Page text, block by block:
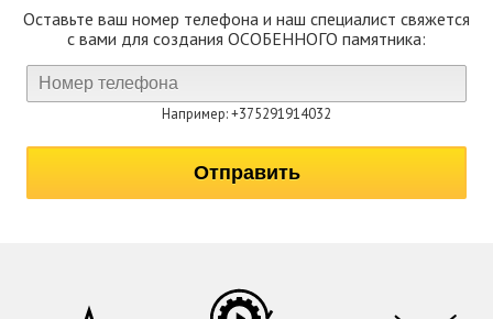
Оставьте ваш номер телефона и наш специалист свяжется
с вами для создания ОСОБЕННОГО памятника:
Например: +375291914032